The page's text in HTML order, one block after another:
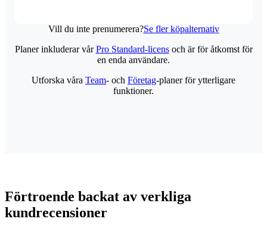
Vill du inte prenumerera?Se fler köpalternativ
Planer inkluderar vårPro Standard-licensoch är för åtkomst för
en enda användare.
Utforska våra Team- och Företag-planer för ytterligare
funktioner.
Förtroende backat av verkliga
kundrecensioner